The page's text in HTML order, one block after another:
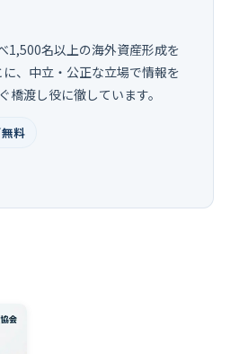
1,500名以上の海外資産形成を
、中立・公正な立場で情報を
渡し役に徹しています。
料